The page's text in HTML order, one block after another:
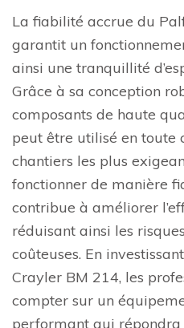
La fiabilité accrue du
garantit un
ainsi une tranquillité
Grâce à sa conception
composants de haute
peut être utilisé en toute
chantiers les plus
fonctionner de manière
contribue à améliorer
réduisant ainsi les
coûteuses. En
Crayler BM 214, les
compter sur un
performant qui répondra